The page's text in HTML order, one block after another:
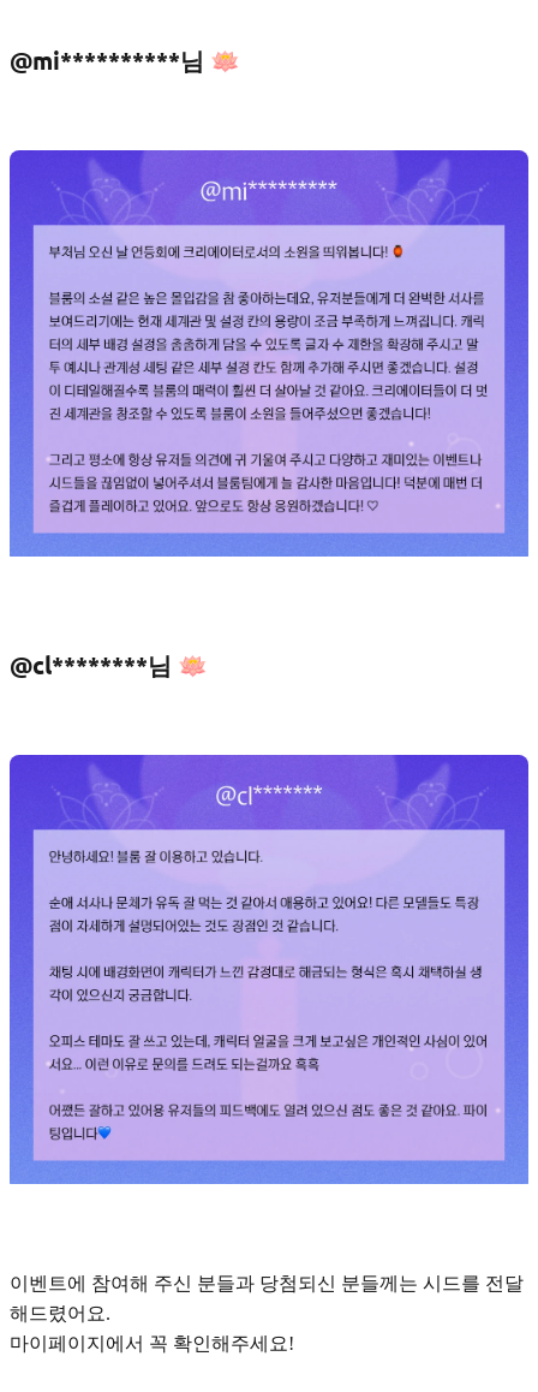
@mi**********님 🪷
@cl********님 🪷
이벤트에 참여해 주신 분들과 당첨되신 분들께는 시드를 전달
해드렸어요.
마이페이지에서 꼭 확인해주세요!